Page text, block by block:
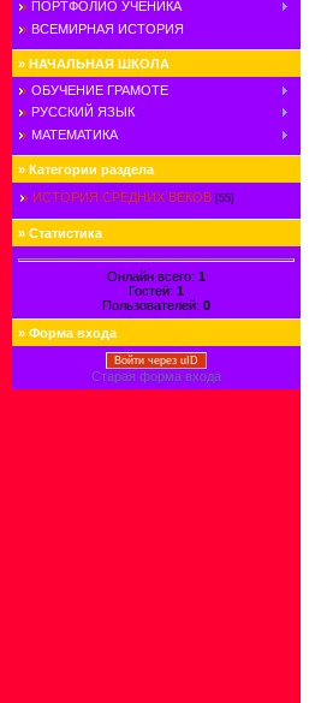
ПОРТФОЛИО УЧЕНИКА
ВСЕМИРНАЯ ИСТОРИЯ
» НАЧАЛЬНАЯ ШКОЛА
ОБУЧЕНИЕ ГРАМОТЕ
РУССКИЙ ЯЗЫК
МАТЕМАТИКА
» Категории раздела
ИСТОРИЯ СРЕДНИХ ВЕКОВ [55]
» Статистика
Онлайн всего: 1
Гостей: 1
Пользователей: 0
» Форма входа
Войти через uID
Старая форма входа